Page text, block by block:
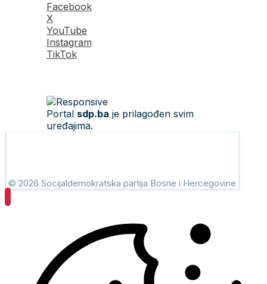
Facebook
X
YouTube
Instagram
TikTok
Portal sdp.ba je prilagođen svim
uređajima.
© 2026 Socijaldemokratska partija Bosne i Hercegovine